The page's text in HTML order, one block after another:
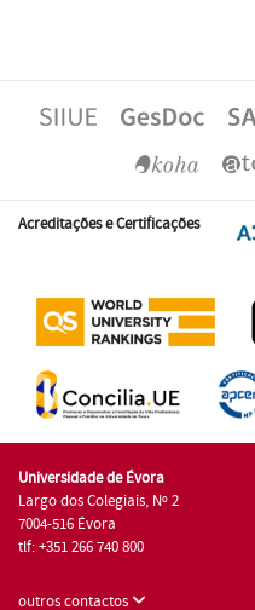
Acreditações e Certificações
Universidade de Évora
Largo dos Colegiais, Nº 2
7004-516 Évora
tlf: +351 266 740 800
outros contactos